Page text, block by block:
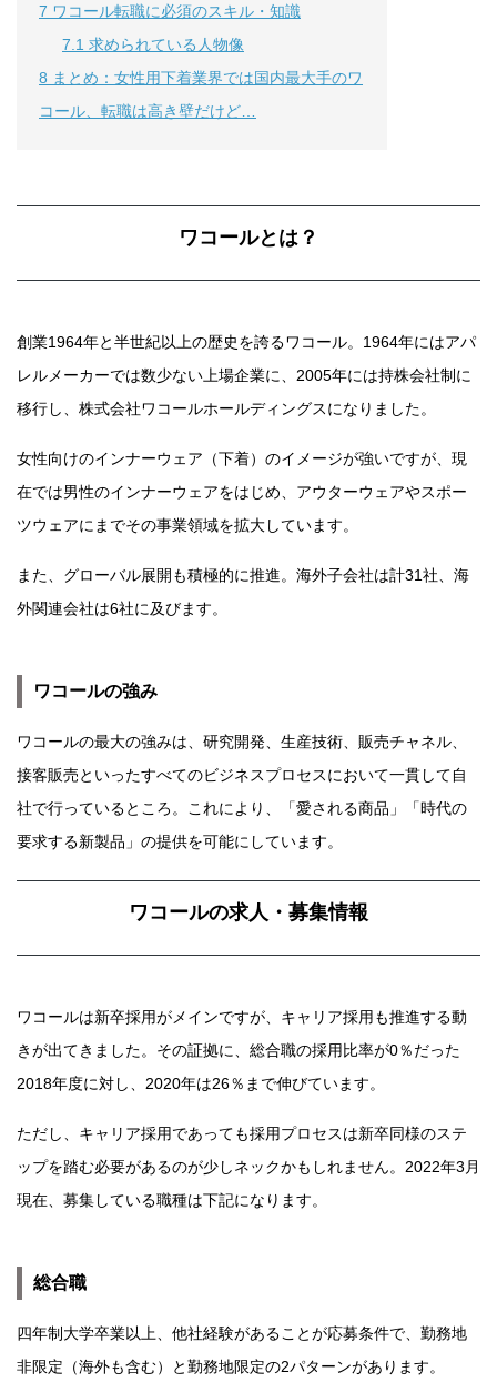
7 ワコール転職に必須のスキル・知識
7.1 求められている人物像
8 まとめ：女性用下着業界では国内最大手のワ
コール、転職は高き壁だけど…
ワコールとは？
創業1964年と半世紀以上の歴史を誇るワコール。1964年にはアパ
レルメーカーでは数少ない上場企業に、2005年には持株会社制に
移行し、株式会社ワコールホールディングスになりました。
女性向けのインナーウェア（下着）のイメージが強いですが、現
在では男性のインナーウェアをはじめ、アウターウェアやスポー
ツウェアにまでその事業領域を拡大しています。
また、グローバル展開も積極的に推進。海外子会社は計31社、海
外関連会社は6社に及びます。
ワコールの強み
ワコールの最大の強みは、研究開発、生産技術、販売チャネル、
接客販売といったすべてのビジネスプロセスにおいて一貫して自
社で行っているところ。これにより、「愛される商品」「時代の
要求する新製品」の提供を可能にしています。
ワコールの求人・募集情報
ワコールは新卒採用がメインですが、キャリア採用も推進する動
きが出てきました。その証拠に、総合職の採用比率が0％だった
2018年度に対し、2020年は26％まで伸びています。
ただし、キャリア採用であっても採用プロセスは新卒同様のステ
ップを踏む必要があるのが少しネックかもしれません。2022年3月
現在、募集している職種は下記になります。
総合職
四年制大学卒業以上、他社経験があることが応募条件で、勤務地
非限定（海外も含む）と勤務地限定の2パターンがあります。